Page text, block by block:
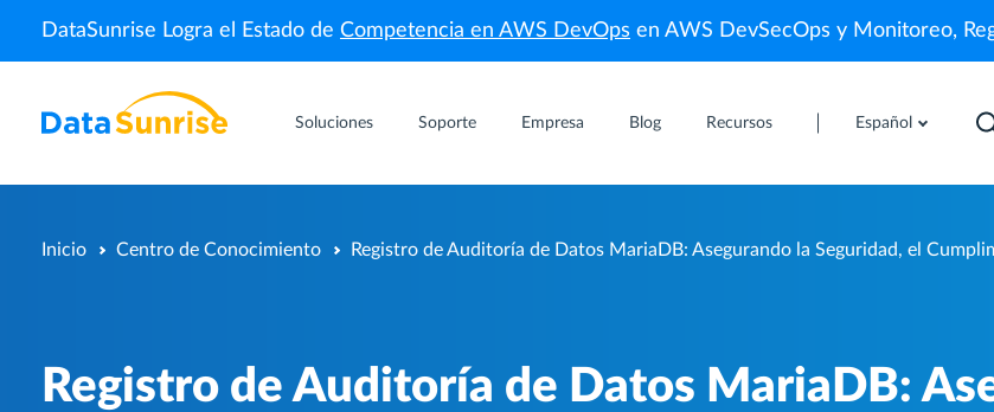
DataSunrise Logra el Estado de Competencia en AWS DevOps en AWS DevSecOps y Monitoreo,
Soluciones Soporte Empresa Blog Recursos Español
Inicio Centro de Conocimiento Registro de Auditoría de Datos MariaDB: Asegurando la Seguridad, el
Registro de Auditoría de Datos MariaDB: